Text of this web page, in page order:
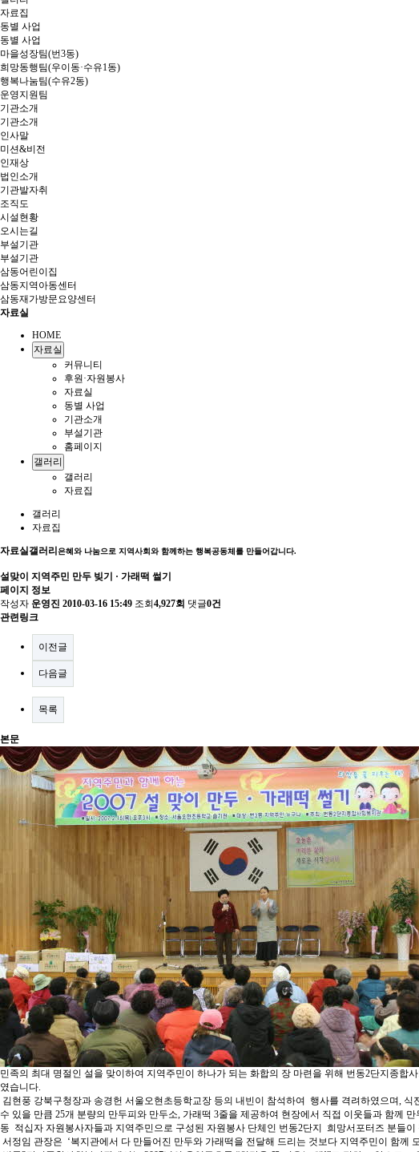
자료집
동별 사업
동별 사업
마을성장팀(번3동)
희망동행팀(우이동·수유1동)
행복나눔팀(수유2동)
운영지원팀
기관소개
기관소개
인사말
미션&비전
인재상
법인소개
기관발자취
조직도
시설현황
오시는길
부설기관
부설기관
삼동어린이집
삼동지역아동센터
삼동재가방문요양센터
자료실
HOME
자료실
커뮤니티
후원·자원봉사
자료실
동별 사업
기관소개
부설기관
홈페이지
갤러리
갤러리
자료집
갤러리
자료집
자료실갤러리 은혜와 나눔으로 지역사회와 함께하는 행복공동체를 만들어갑니다.
설맞이 지역주민 만두 빚기 · 가래떡 썰기
페이지 정보
작성자 운영진 2010-03-16 15:49 조회 4,927회 댓글0건
관련링크
이전글
다음글
목록
본문
민족의 최대 명절인 설을 맞이하여 지역주민이 하나가 되는 화합의 장 마련을 위해 번동2단지종
였습니다.
김현풍 강북구청장과 송경헌 서울오현초등학교장 등의 내빈이 참석하여 행사를 격려하였으며,
수 있을 만큼 25개 분량의 만두피와 만두소, 가래떡 3줄을 제공하여 현장에서 직접 이웃들과 함께
동 적십자 자원봉사자들과 지역주민으로 구성된 자원봉사 단체인 번동2단지 희망서포터즈 분들
서정임 관장은 ‘복지관에서 다 만들어진 만두와 가래떡을 전달해 드리는 것보다 지역주민이 함